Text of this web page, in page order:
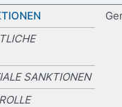
SANKTIONEN